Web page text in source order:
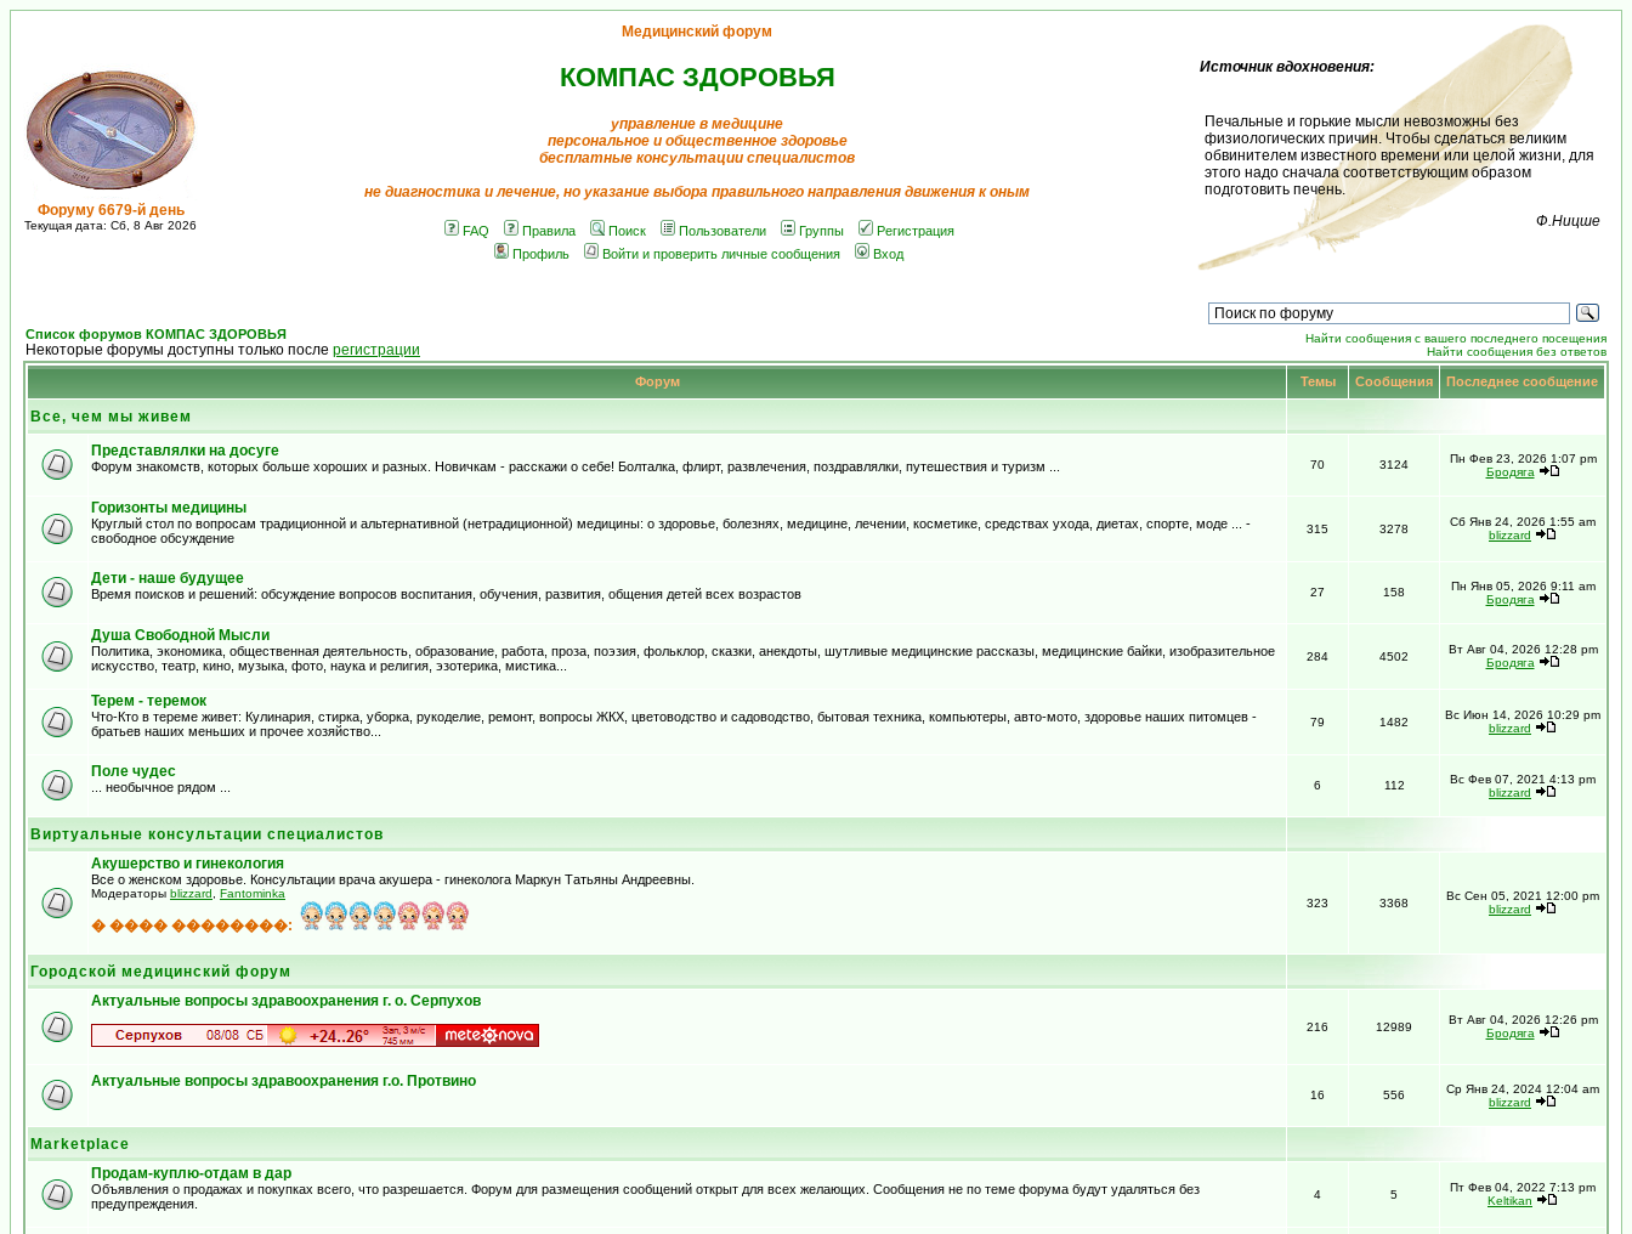
Форуму 6679-й день
Текущая дата: Сб, 8 Авг 2026
Медицинский форум
КОМПАС ЗДОРОВЬЯ
управление в медицине
персональное и общественное здоровье
бесплатные консультации специалистов
не диагностика и лечение, но указание выбора правильного направления движения к оным
FAQ Правила Поиск Пользователи Группы
Регистрация
Профиль
Войти и проверить личные сообщения Вход
Источник вдохновения:
Печальные и горькие мысли невозможны без
физиологических причин. Чтобы сделаться великим
обвинителем известного времени или целой жизни, для
этого надо сначала соответствующим образом
подготовить печень.
Ф.Ницше
Список форумов КОМПАС ЗДОРОВЬЯ
Некоторые форумы доступны только после регистрации
Найти сообщения с вашего последнего посещения
Найти сообщения без ответов
Форум Темы Сообщения Последнее сообщение
Все, чем мы живем
Представлялки на досуге
Форум знакомств, которых больше хороших и разных. Новичкам - расскажи о себе! Болталка, флирт, развлечения, поздравлялки, путешествия и туризм ... 70 3124
Пн Фев 23, 2026 1:07 pm
Бродяга
Горизонты медицины
Круглый стол по вопросам традиционной и альтернативной (нетрадиционной) медицины: о здоровье, болезнях, медицине, лечении, косметике, средствах ухода, диетах, спорте, моде ... -
свободное обсуждение
315 3278
Сб Янв 24, 2026 1:55 am
blizzard
Дети - наше будущее
Время поисков и решений: обсуждение вопросов воспитания, обучения, развития, общения детей всех возрастов 27 158
Пн Янв 05, 2026 9:11 am
Бродяга
Душа Свободной Мысли
Политика, экономика, общественная деятельность, образование, работа, проза, поэзия, фольклор, сказки, анекдоты, шутливые медицинские рассказы, медицинские байки, изобразительное
искусство, театр, кино, музыка, фото, наука и религия, эзотерика, мистика...
284 4502
Вт Авг 04, 2026 12:28 pm
Бродяга
Терем - теремок
Что-Кто в тереме живет: Кулинария, стирка, уборка, рукоделие, ремонт, вопросы ЖКХ, цветоводство и садоводство, бытовая техника, компьютеры, авто-мото, здоровье наших питомцев -
братьев наших меньших и прочее хозяйство...
79 1482
Вс Июн 14, 2026 10:29 pm
blizzard
Поле чудес
... необычное рядом ... 6 112
Вс Фев 07, 2021 4:13 pm
blizzard
Виртуальные консультации специалистов
Акушерство и гинекология
Все о женском здоровье. Консультации врача акушера - гинеколога Маркун Татьяны Андреевны.
Модераторы blizzard Fantominka
� ���� ��������:
323 3368
Вс Сен 05, 2021 12:00 pm
blizzard
Городской медицинский форум
Актуальные вопросы здравоохранения г. о. Серпухов
216 12989
Вт Авг 04, 2026 12:26 pm
Бродяга
Актуальные вопросы здравоохранения г.о. Протвино
16 556
Ср Янв 24, 2024 12:04 am
blizzard
Marketplace
Продам-куплю-отдам в дар
Объявления о продажах и покупках всего, что разрешается. Форум для размещения сообщений открыт для всех желающих. Сообщения не по теме форума будут удаляться без
предупреждения.
4 5
Пт Фев 04, 2022 7:13 pm
Keltikan